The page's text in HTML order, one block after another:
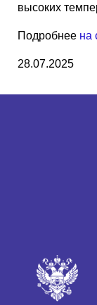
высоких
Подробнее на
28.07.2025